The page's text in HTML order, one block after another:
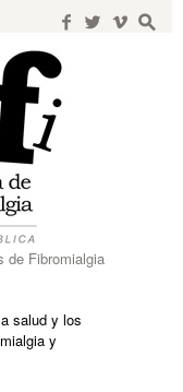
f w i s
de Fibromialgia
salud y los
y